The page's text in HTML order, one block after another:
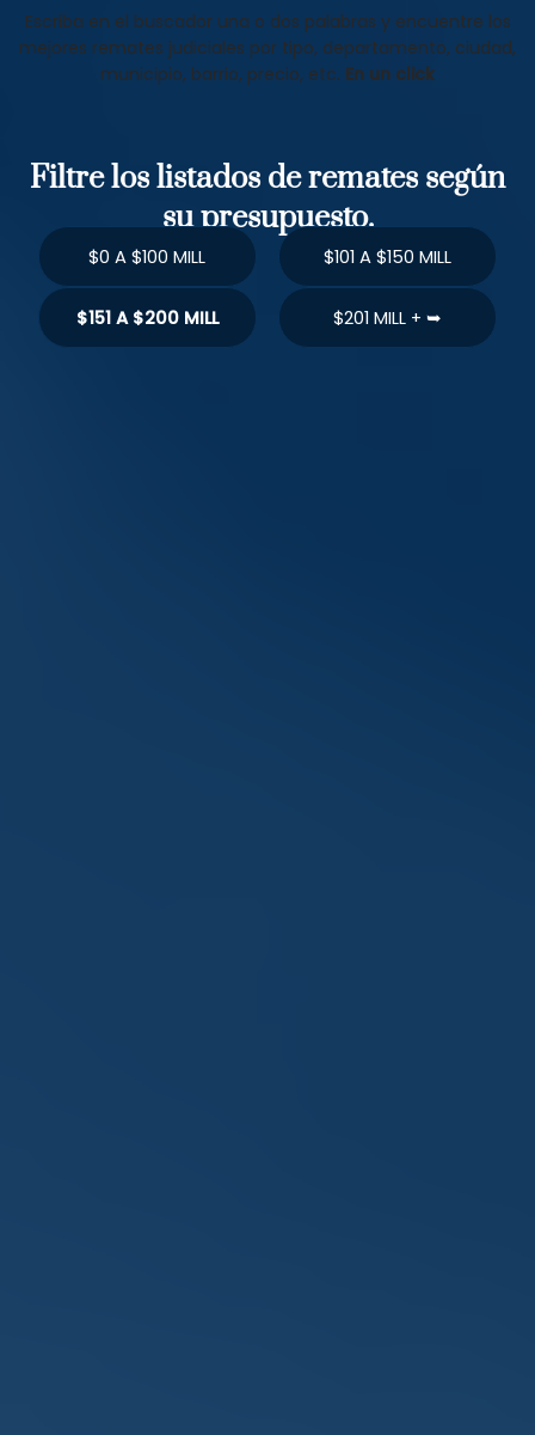
Escriba en el buscador una o dos palabras y encuentre los
mejores remates judiciales por tipo, departamento, ciudad,
municipio, barrio, precio, etc. En un click
Filtre los listados de remates según
su presupuesto.
$0 A $100 MILL $101 A $150 MILL
$151 A $200 MILL $201 MILL + ➥